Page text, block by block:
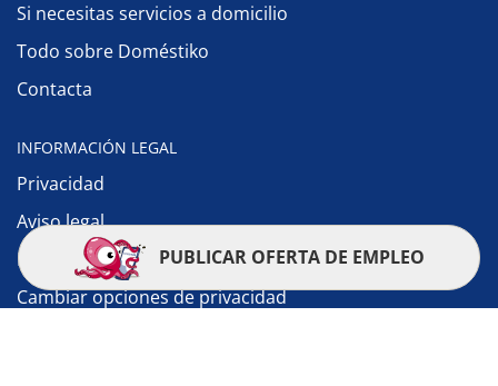
Si necesitas servicios a domicilio
Todo sobre Doméstiko
Contacta
INFORMACIÓN LEGAL
Privacidad
Aviso legal
Política de cookies
Cambiar opciones de privacidad
PUBLICAR OFERTA DE EMPLEO